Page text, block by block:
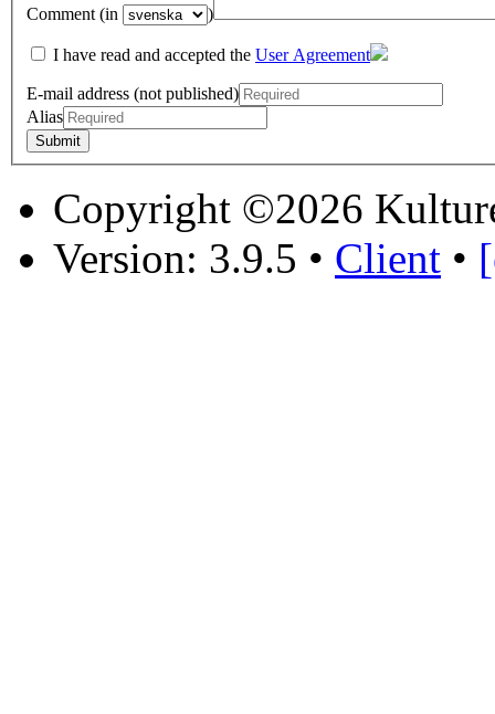
Comment (in )
I have read and accepted the User Agreement
E-mail address (not published)
Alias
Copyright ©2026
Version: 3.9.5 • Client •